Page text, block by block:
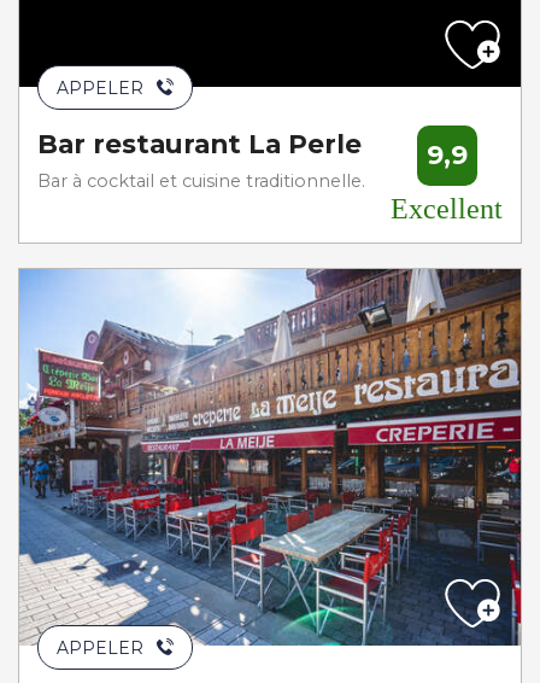
APPELER
Bar restaurant La Perle
Bar à cocktail et cuisine traditionnelle.
9,9
Excellent
APPELER